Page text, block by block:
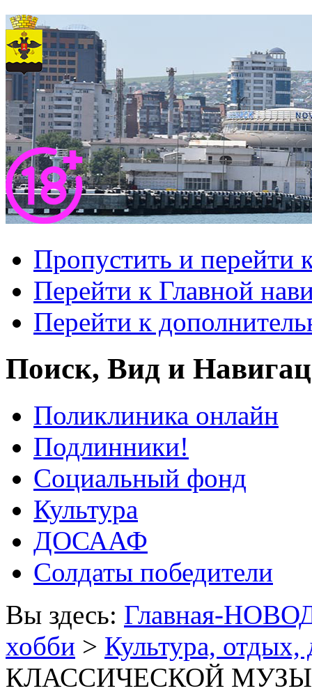
Пропустить и перейти
Перейти к Главной
Перейти к
Поиск, Вид и
Поликлиника онлайн
Подлинники!
Социальный фонд
Культура
ДОСААФ
Солдаты победители
Вы здесь: Главная-
хобби > Культура, отдых,
КЛАССИЧЕСКОЙ